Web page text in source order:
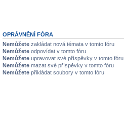
OPRÁVNĚNÍ FÓRA
Nemůžete zakládat nová témata v tomto fóru
Nemůžete odpovídat v tomto fóru
Nemůžete upravovat své příspěvky v tomto fóru
Nemůžete mazat své příspěvky v tomto fóru
Nemůžete přikládat soubory v tomto fóru